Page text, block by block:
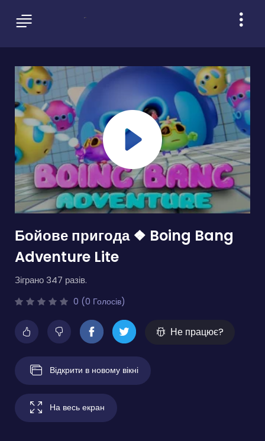
Бойове пригода ❖ Boing Bang
Adventure Lite
Зіграно 347 разів.
0 (0 Голосів)
Не працює?
Відкрити в новому вікні
На весь екран